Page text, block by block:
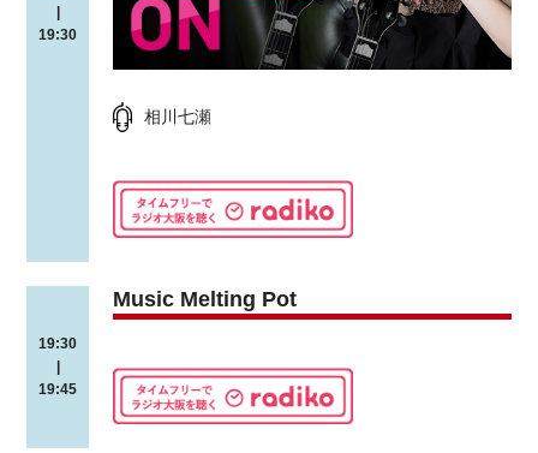
19:30
相川七瀬
19:30
19:45
Music Melting Pot